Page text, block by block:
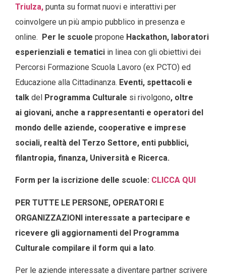
Triulza, punta su format nuovi e interattivi per
coinvolgere un più ampio pubblico in presenza e
online. Per le scuole propone Hackathon, laboratori
esperienziali e tematici in linea con gli obiettivi dei
Percorsi Formazione Scuola Lavoro (ex PCTO) ed
Educazione alla Cittadinanza. Eventi, spettacoli e
talk del Programma Culturale si rivolgono, oltre
ai giovani, anche a rappresentanti e operatori del
mondo delle aziende, cooperative e imprese
sociali, realtà del Terzo Settore, enti pubblici,
filantropia, finanza, Università e Ricerca.
Form per la iscrizione del le scuole: CLICCA QUI
PER TUTTE LE PERSONE, OPERATORI E
ORGANIZZAZIONI interessate a partecipare e
ricevere gli aggiornamenti del Programma
Culturale compilare il form qui a lato.
Per le aziende interessate a diventare partner scrivere